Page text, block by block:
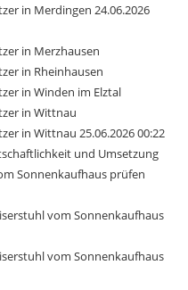
in Merdingen 24.06.2026
in Merzhausen
in Rheinhausen
in Winden im Elztal
in Wittnau
in Wittnau 25.06.2026 00:22
und Umsetzung
Sonnenkaufhaus prüfen
vom Sonnenkaufhaus
vom Sonnenkaufhaus